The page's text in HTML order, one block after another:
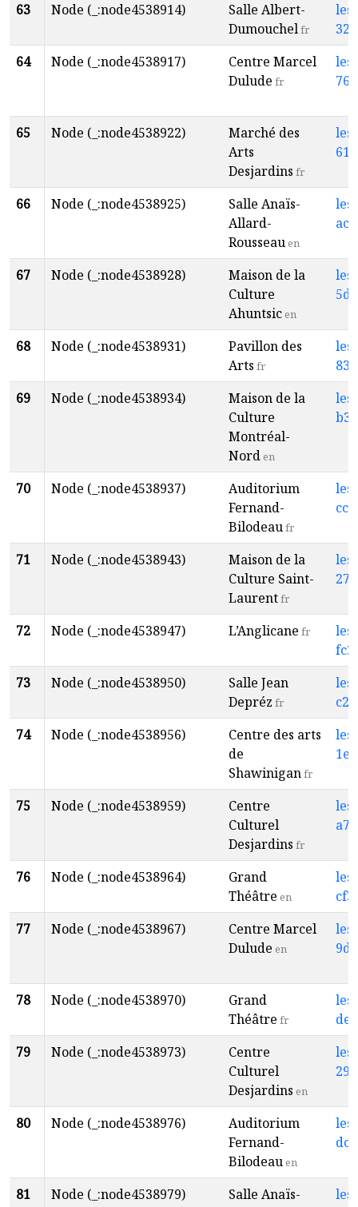
63 Node (_:node4538914)
Salle Albert-
Dumouchelfr
64
Node (_:node4538917)
Centre Marcel
Dulude fr
65 Node (_:node4538922)
Marché des
Arts
Desjardins fr
66 Node (_:node4538925)
Salle Anaïs-
Allard-
Rousseauen
67 Node (_:node4538928)
Maison de la
Culture
Ahuntsic en
68 Node (_:node4538931)
Pavillon des
Arts fr
69
Node (_:node4538934)
Maison de la
Culture
Montréal-
Nord en
70 Node (_:node4538937)
Auditorium
Fernand-
Bilodeaufr
71 Node (_:node4538943)
Maison de la
Culture Saint-
Laurentfr
72 Node (_:node4538947) L’Anglicane fr
73
Node (_:node4538950)
Salle Jean
Depréz fr
74
Node (_:node4538956)
Centre des arts
de
Shawiniganfr
75 Node (_:node4538959)
Centre
Culturel
Desjardins fr
76 Node (_:node4538964)
Grand
Théâtre en
77
Node (_:node4538967)
Centre Marcel
Dulude en
78 Node (_:node4538970)
Grand
Théâtre fr
79
Node (_:node4538973)
Centre
Culturel
Desjardins en
80 Node (_:node4538976)
Auditorium
Fernand-
Bilodeauen
81 Node (_:node4538979)
Salle Anaïs-